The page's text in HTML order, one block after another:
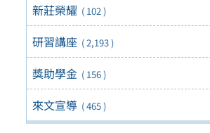
新莊榮耀 ( 102 )
研習講座 ( 2,193 )
獎助學金 ( 156 )
來文宣導 ( 465 )